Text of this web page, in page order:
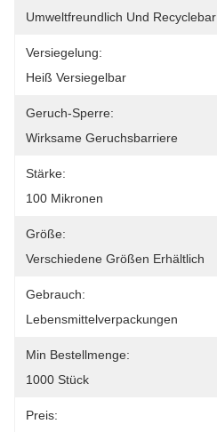
Umweltfreundlich Und Recyclebar
Versiegelung:
Heiß Versiegelbar
Geruch-Sperre:
Wirksame Geruchsbarriere
Stärke:
100 Mikronen
Größe:
Verschiedene Größen Erhältlich
Gebrauch:
Lebensmittelverpackungen
Min Bestellmenge:
1000 Stück
Preis: